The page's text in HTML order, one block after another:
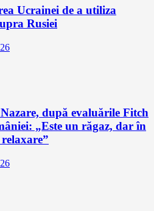
Ucrainei de a utiliza
Rusiei
după evaluările Fitch
„Este un răgaz, dar în